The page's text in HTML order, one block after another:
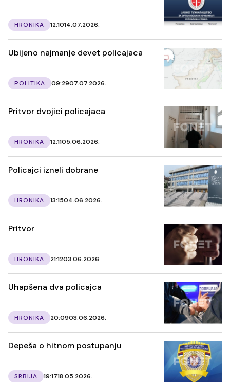
HRONIKA 12:1014.07.2026.
Ubijeno najmanje devet policajaca
POLITIKA 09:2907.07.2026.
Pritvor dvojici policajaca
HRONIKA 12:1105.06.2026.
Policajci izneli dobrane
HRONIKA 13:1504.06.2026.
Pritvor
HRONIKA 21:1203.06.2026.
Uhapšena dva policajca
HRONIKA 20:0903.06.2026.
Depeša o hitnom postupanju
SRBIJA 19:1718.05.2026.